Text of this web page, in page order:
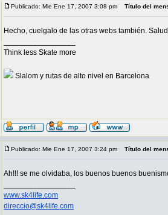
Publicado: Mie Ene 17, 2007 3:08 pm Título del
Hecho, cuelgalo de las otras webs también.
Think less Skate more
Slalom y rutas de alto nivel en Barcelona
Publicado: Mie Ene 17, 2007 3:24 pm Título del
Ah!!! se me olvidaba, los buenos buenos
www.sk4life.com
direccio@sk4life.com